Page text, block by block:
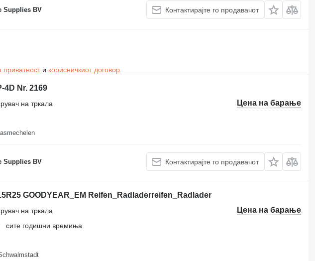
Supplies BV Контактирајте го продавачот
приватности корисничкиот договор.
4D Nr. 2169
Цена на барање
на тркала
Supplies BV Контактирајте го продавачот
GOODYEAR_EM Reifen_Radladerreifen_Radlader
Цена на барање
на тркала
сите годишни времиња